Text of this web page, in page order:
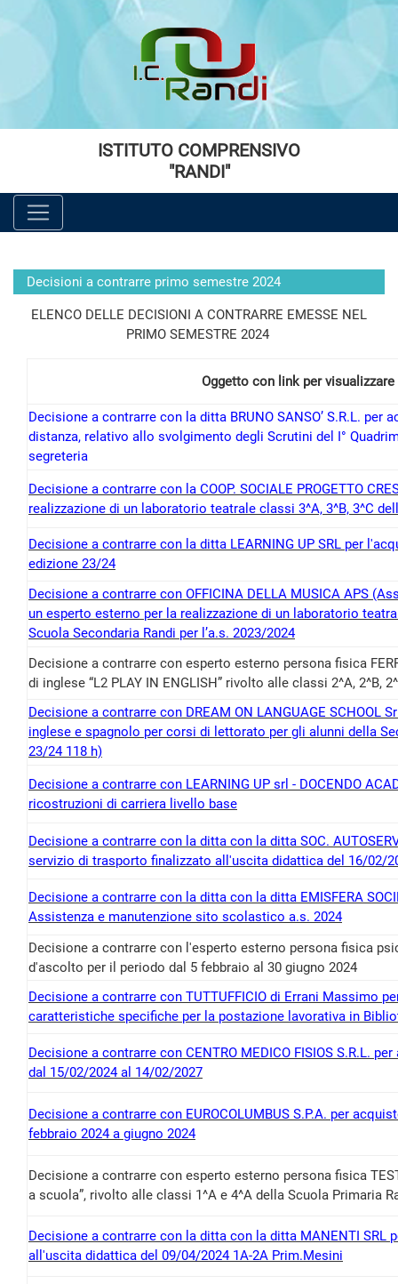
Vai al menù principale
Vai al menù secondario
ISTITUTO COMPRENSIVO
"RANDI"
Decisioni a contrarre primo semestre 2024
ELENCO DELLE DECISIONI A CONTRARRE EMESSE NEL
PRIMO SEMESTRE 2024
Oggetto con link per
Decisione a contrarre con la ditta BRUNO SANSO’ S.R.L.
distanza, relativo allo svolgimento degli Scrutini del I°
segreteria
Decisione a contrarre con la COOP. SOCIALE PROGETTO
realizzazione di un laboratorio teatrale classi 3^A, 3^B, 3^C
Decisione a contrarre con la ditta LEARNING UP SRL per
edizione 23/24
Decisione a contrarre con OFFICINA DELLA MUSICA APS
un esperto esterno per la realizzazione di un laboratorio
Scuola Secondaria Randi per l’a.s. 2023/2024
Decisione a contrarre con esperto esterno persona fisica
di inglese “L2 PLAY IN ENGLISH” rivolto alle classi 2^A, 2^B,
Decisione a contrarre con DREAM ON LANGUAGE
inglese e spagnolo per corsi di lettorato per gli alunni della
23/24 118 h)
Decisione a contrarre con LEARNING UP srl - DOCENDO
ricostruzioni di carriera livello base
Decisione a contrarre con la ditta con la ditta SOC.
servizio di trasporto finalizzato all'uscita didattica del 16/02/
Decisione a contrarre con la ditta con la ditta EMISFERA
Assistenza e manutenzione sito scolastico a.s. 2024
Decisione a contrarre con l'esperto esterno persona fisica
d'ascolto per il periodo dal 5 febbraio al 30 giugno 2024
Decisione a contrarre con TUTTUFFICIO di Errani Massimo
caratteristiche specifiche per la postazione lavorativa in
Decisione a contrarre con CENTRO MEDICO FISIOS S.R.L.
dal 15/02/2024 al 14/02/2027
Decisione a contrarre con EUROCOLUMBUS S.P.A. per
febbraio 2024 a giugno 2024
Decisione a contrarre con esperto esterno persona fisica
a scuola”, rivolto alle classi 1^A e 4^A della Scuola Primaria
Decisione a contrarre con la ditta con la ditta MANENTI
all'uscita didattica del 09/04/2024 1A-2A Prim.Mesini